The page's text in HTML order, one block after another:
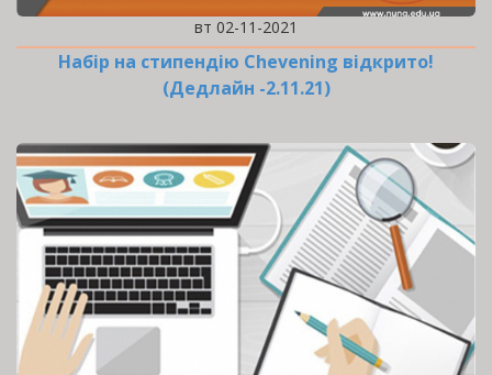
вт 02-11-2021
Набір на стипендію Chevening відкрито!
(Дедлайн -2.11.21)